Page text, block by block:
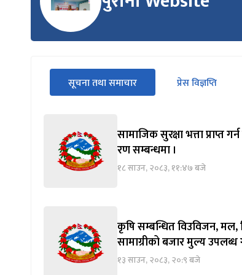
सीधा
पहिलो
जानुहोस्
सूचना तथा समाचार
(सक्रिय ट्याब)
प्रेस विज्ञप्ति
सामाजिक सुरक्षा भत्ता प्राप्त
रण सम्बन्धमा ।
१८ साउन, २०८३, ११:४७ बजे
कृषि सम्बन्धित विउविजन, मल,
सामाग्रीको बजार मुल्य उपलब्ध
१३ साउन, २०८३, २०:९ बजे